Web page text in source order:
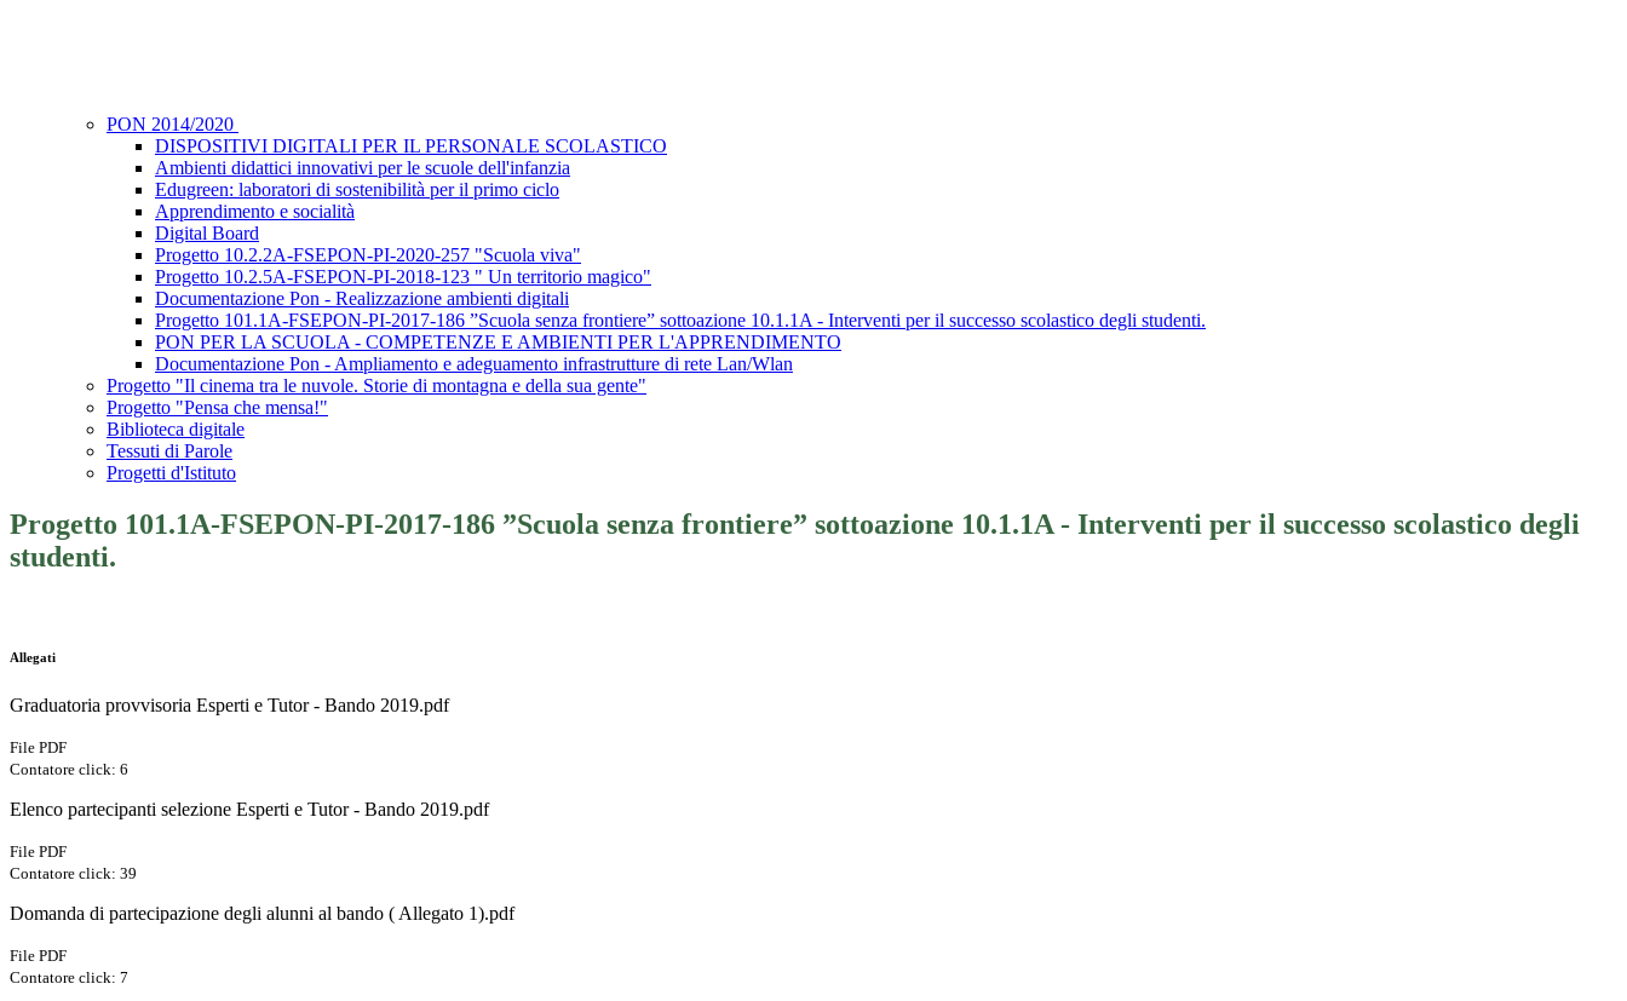
PON 2014/2020
DISPOSITIVI DIGITALI PER IL PERSONALE SCOLASTICO
Ambienti didattici innovativi per le scuole dell'infanzia
Edugreen: laboratori di sostenibilità per il primo ciclo
Apprendimento e socialità
Digital Board
Progetto 10.2.2A-FSEPON-PI-2020-257 "Scuola viva"
Progetto 10.2.5A-FSEPON-PI-2018-123 " Un territorio magico"
Documentazione Pon - Realizzazione ambienti digitali
Progetto 101.1A-FSEPON-PI-2017-186 ”Scuola senza frontiere” sottoazione 10.1.1A - Interventi per il successo scolastico degli studenti.
PON PER LA SCUOLA - COMPETENZE E AMBIENTI PER L'APPRENDIMENTO
Documentazione Pon - Ampliamento e adeguamento infrastrutture di rete Lan/Wlan
Progetto "Il cinema tra le nuvole. Storie di montagna e della sua gente"
Progetto "Pensa che mensa!"
Biblioteca digitale
Tessuti di Parole
Progetti d'Istituto
Progetto 101.1A-FSEPON-PI-2017-186 ”Scuola senza frontiere” sottoazione 10.1.1A - Interventi per il successo scolastico degli
studenti.
Allegati
Graduatoria provvisoria Esperti e Tutor - Bando 2019.pdf
File PDF
Contatore click: 6
Elenco partecipanti selezione Esperti e Tutor - Bando 2019.pdf
File PDF
Contatore click: 39
Domanda di partecipazione degli alunni al bando ( Allegato 1).pdf
File PDF
Contatore click: 7